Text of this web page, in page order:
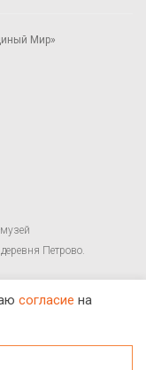
Мир»
Петрово.
согласие на